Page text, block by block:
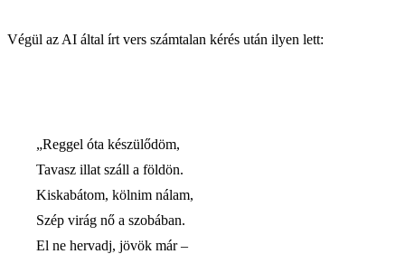
Végül az AI által írt vers számtalan kérés után ilyen lett:
„Reggel óta készülődöm,
Tavasz illat száll a földön.
Kiskabátom, kölnim nálam,
Szép virág nő a szobában.
El ne hervadj, jövök már –